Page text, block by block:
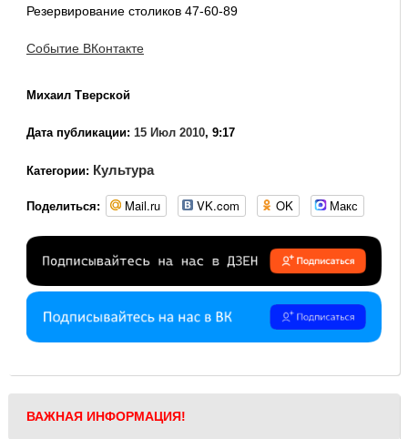
Резервирование столиков 47-60-89
Событие ВКонтакте
Михаил Тверской
Дата публикации: 15 Июл 2010, 9:17
Категории: Культура
Поделиться: Mail.ru VK.com OK Макс
ВАЖНАЯ ИНФОРМАЦИЯ!